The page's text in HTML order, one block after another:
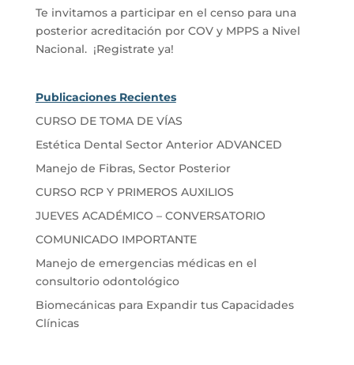
Te invitamos a participar en el censo para una
posterior acreditación por COV y MPPS a Nivel
Nacional. ¡Registrate ya!
Publicaciones Recientes
CURSO DE TOMA DE VÍAS
Estética Dental Sector Anterior ADVANCED
Manejo de Fibras, Sector Posterior
CURSO RCP Y PRIMEROS AUXILIOS
JUEVES ACADÉMICO – CONVERSATORIO
COMUNICADO IMPORTANTE
Manejo de emergencias médicas en el
consultorio odontológico
Biomecánicas para Expandir tus Capacidades
Clínicas